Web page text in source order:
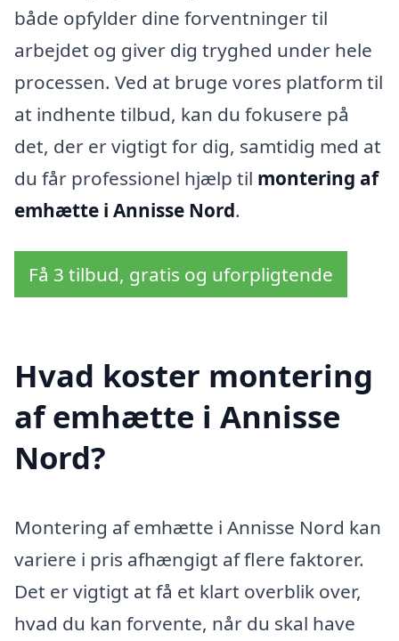
både opfylder dine forventninger til
arbejdet og giver dig tryghed under hele
processen. Ved at bruge vores platform til
at indhente tilbud, kan du fokusere på
det, der er vigtigt for dig, samtidig med at
du får professionel hjælp til montering af
emhætte i Annisse Nord.
Få 3 tilbud, gratis og uforpligtende
Hvad koster montering
af emhætte i Annisse
Nord?
Montering af emhætte i Annisse Nord kan
variere i pris afhængigt af flere faktorer.
Det er vigtigt at få et klart overblik over,
hvad du kan forvente, når du skal have